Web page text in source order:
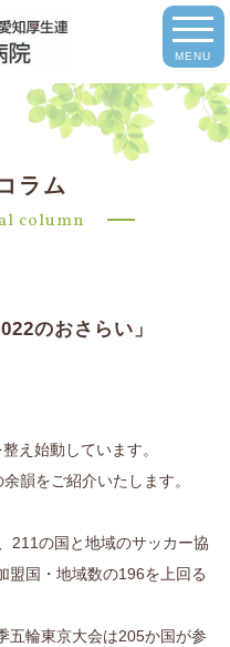
MENU
ラム
column
のおさらい」
え始動しています。
韻をご紹介いたします。
211の国と地域のサッカー協
盟国・地域数の196を上回る
五輪東京大会は205か国が参